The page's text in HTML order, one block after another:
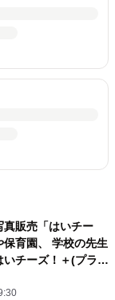
真販売「はいチー
保育園、 学校の先生
いチーズ！＋(プラ
追加